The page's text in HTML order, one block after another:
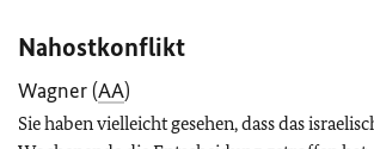
Nahostkonflikt
Wagner (AA)
Sie haben vielleicht gesehen, dass das